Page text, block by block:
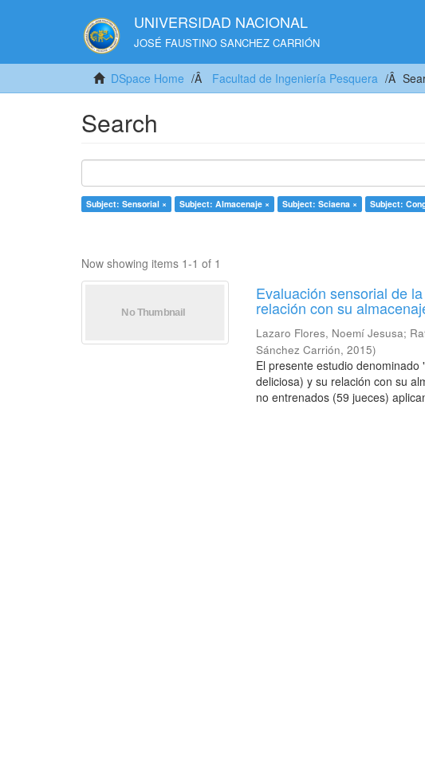
UNIVERSIDAD NACIONAL
JOSÉ FAUSTINO SANCHEZ CARRIÓN
DSpace Home Facultad de Ingeniería Pesquera
Search
Subject: Sensorial × Subject: Almacenaje × Subject: Sciaena × Subject:
Now showing items 1-1 of 1
Evaluación sensorial de
relación con su
Lazaro Flores, Noemí Jesusa;
Sánchez Carrión,2015)
El presente estudio
deliciosa) y su relación con su
no entrenados (59 jueces)